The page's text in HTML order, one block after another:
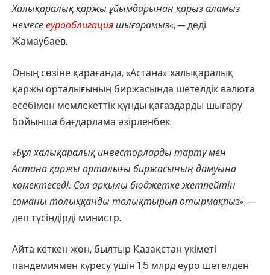
Халықаралық қаржы ұйымдарынан қарыз аламыз
немесе еурооблигация шығарамыз«, — деді
Жамаубаев.
Оның сөзіне қарағанда, «Астана» халықаралық
қаржы орталығының биржасында шетелдік валюта
есебімен мемлекеттік құнды қағаздарды шығару
бойынша бағдарлама әзірленбек.
«Бұл халықаралық инвесторларды тарту мен
Астана қаржы орталығы биржасының дамуына
көмектеседі. Сол арқылы бюджетке жетпейтін
соманы толыққанды толықтырып отырмақпыз«, —
деп түсіндірді министр.
Айта кеткен жөн, былтыр Қазақстан үкіметі
пандемиямен күресу үшін 1,5 млрд еуро шетелден